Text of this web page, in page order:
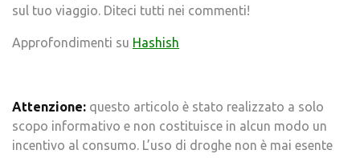
sul tuo viaggio. Diteci tutti nei commenti!
Approfondimenti su Hashish
Attenzione: questo articolo è stato realizzato a solo
scopo informativo e non costituisce in alcun modo un
incentivo al consumo. L’uso di droghe non è mai esente